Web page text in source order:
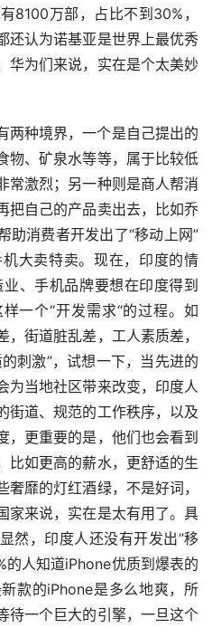
8100万部，占比不到30%，
还认为诺基亚是世界上最优秀
华为们来说，实在是个太美妙
两种境界，一个是自己提出的
物、矿泉水等等，属于比较低
常激烈；另一种则是商人帮消
把自己的产品卖出去，比如乔
助消费者开发出了“移动上网”
大卖特卖。现在，印度的情
、手机品牌要想在印度得到
一个“开发需求“的过程。如
街道脏乱差，工人素质差，
刺激”，试想一下，当先进的
为当地社区带来改变，印度人
街道、规范的工作秩序，以及
，更重要的是，他们也会看到
比如更高的薪水，更舒适的生
靡的灯红酒绿，不是好词，
家来说，实在是太有用了。具
然，印度人还没有开发出”移
的人知道iPhone优质到爆表的
款的iPhone是多么地爽，所
待一个巨大的引擎，一旦这个